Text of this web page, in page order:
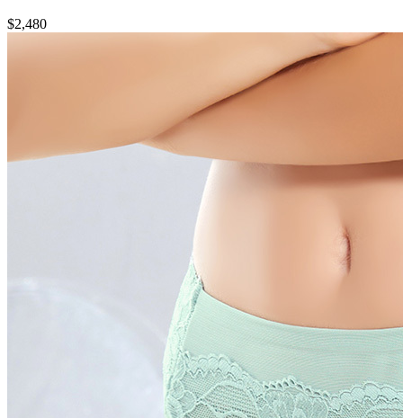
$2,480